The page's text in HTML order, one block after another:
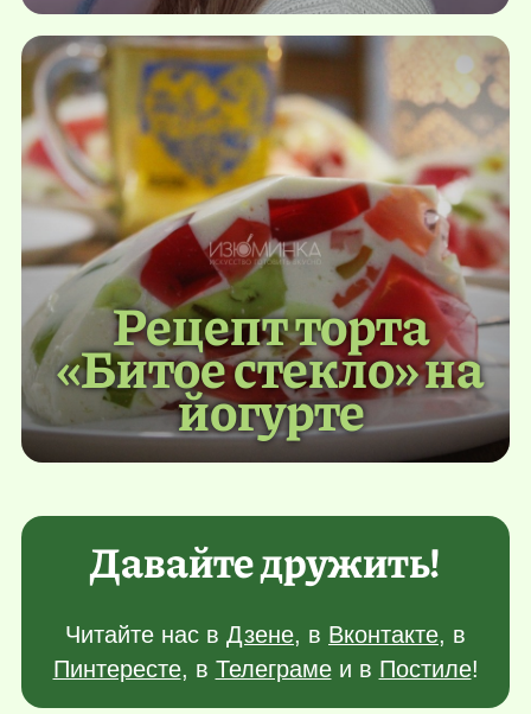
Рецепт торта
«Битое стекло» на
йогурте
Давайте дружить!
Читайте нас в Дзене, в Вконтакте, в
Пинтересте, в Телеграмеи в Постиле!